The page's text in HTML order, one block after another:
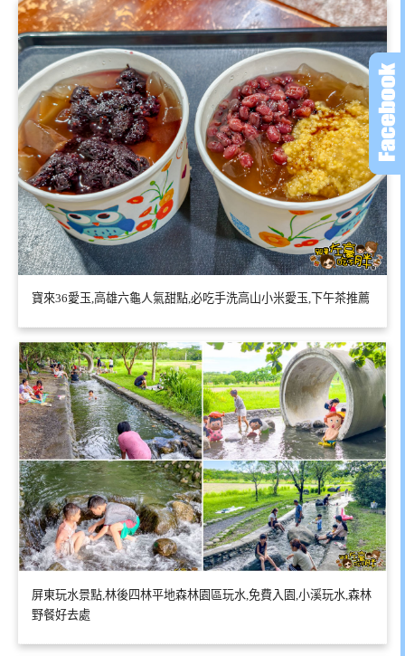
寶來36愛玉,高雄六龜人氣甜點,必吃手洗高山小米愛玉,下午茶推薦
屏東玩水景點,林後四林平地森林園區玩水,免費入園,小溪玩水,森林
野餐好去處